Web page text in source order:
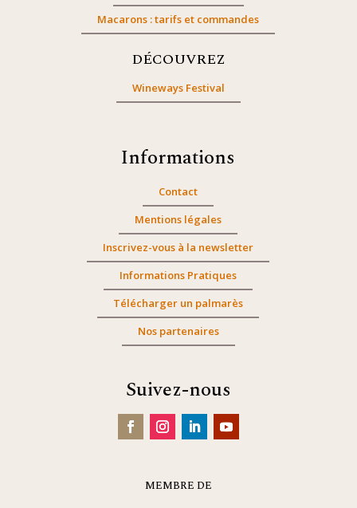
Macarons : tarifs et commandes
DÉCOUVREZ
Wineways Festival
Informations
Contact
Mentions légales
Inscrivez-vous à la newsletter
Informations Pratiques
Télécharger un palmarès
Nos partenaires
Suivez-nous
MEMBRE DE